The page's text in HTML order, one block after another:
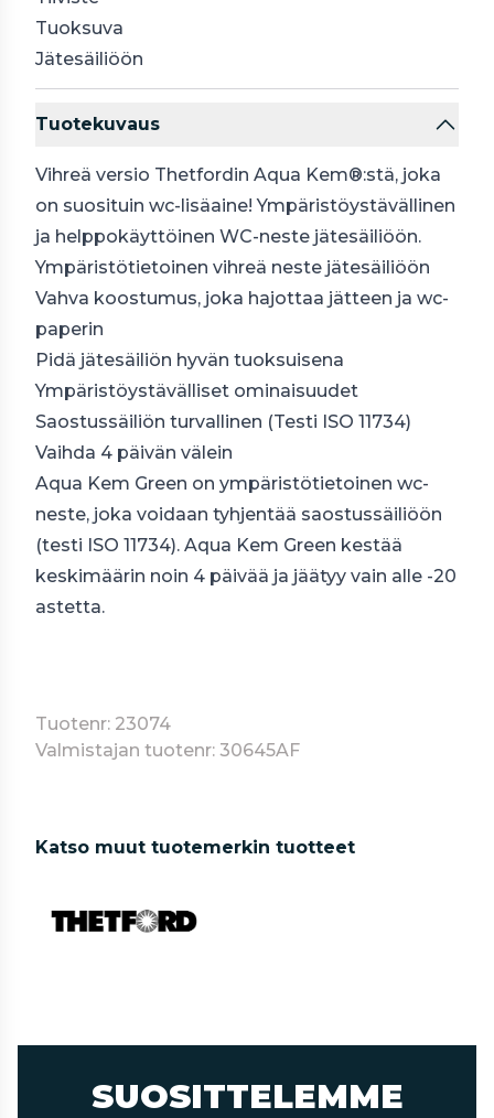
Tuoksuva
Jätesäiliöön
Tuotekuvaus
Vihreä versio Thetfordin Aqua Kem®:stä, joka
on suosituin wc-lisäaine! Ympäristöystävällinen
ja helppokäyttöinen WC-neste jätesäiliöön.
Ympäristötietoinen vihreä neste jätesäiliöön
Vahva koostumus, joka hajottaa jätteen ja wc-
paperin
Pidä jätesäiliön hyvän tuoksuisena
Ympäristöystävälliset ominaisuudet
Saostussäiliön turvallinen (Testi ISO 11734)
Vaihda 4 päivän välein
Aqua Kem Green on ympäristötietoinen wc-
neste, joka voidaan tyhjentää saostussäiliöön
(testi ISO 11734). Aqua Kem Green kestää
keskimäärin noin 4 päivää ja jäätyy vain alle -20
astetta.
Tuotenr: 23074
Valmistajan tuotenr: 30645AF
Katso muut tuotemerkin tuotteet
SUOSITTELEMME